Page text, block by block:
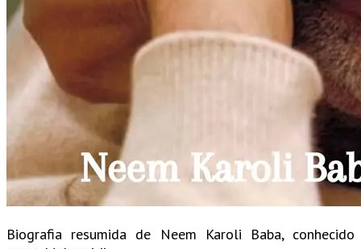
Biografia resumida de Neem Karoli Baba, conhecido